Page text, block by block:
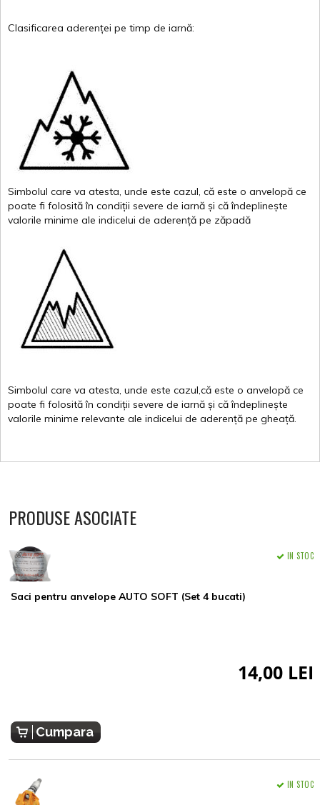
Clasificarea aderenței pe timp de iarnă:
Simbolul care va atesta, unde este cazul, că este o anvelopă ce
poate fi folosită în condiții severe de iarnă și că îndeplinește
valorile minime ale indicelui de aderență pe zăpadă
Simbolul care va atesta, unde este cazul,că este o anvelopă ce
poate fi folosită în condiții severe de iarnă și că îndeplinește
valorile minime relevante ale indicelui de aderență pe gheață.
PRODUSE ASOCIATE
Saci pentru anvelope AUTO SOFT (Set 4 bucati)
IN STOC
14,00 LEI
Cumpara
IN STOC